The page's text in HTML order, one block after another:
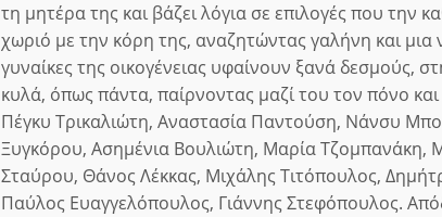
τη μητέρα της και βάζει λόγια σε επιλογές που την
χωριό με την κόρη της, αναζητώντας γαλήνη και
γυναίκες της οικογένειας υφαίνουν ξανά δεσμούς,
κυλά, όπως πάντα, παίρνοντας μαζί του τον πόνο
Πέγκυ Τρικαλιώτη, Αναστασία Παντούση, Νάνσυ
Ξυγκόρου, Ασημένια Βουλιώτη, Μαρία Τζομπανάκη,
Σταύρου, Θάνος Λέκκας, Μιχάλης Τιτόπουλος,
Παύλος Ευαγγελόπουλος, Γιάννης Στεφόπουλος.